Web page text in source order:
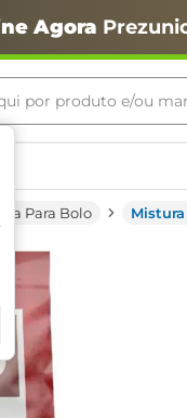
Agora
por produto e/ou
Para Bolo
buscados